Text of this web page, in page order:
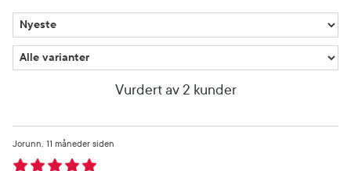
Vurdert av 2 kunder
11 måneder siden
Jorunn